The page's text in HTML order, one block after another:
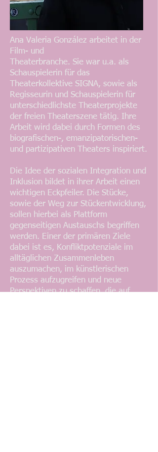
Ana Valeria González arbeitet in der
Film- und
Theaterbranche. Sie war u.a. als
Schauspielerin für das
Theaterkollektive SIGNA, sowie als
Regisseurin und Schauspielerin für
unterschiedlichste Theaterprojekte
der freien Theaterszene tätig. Ihre
Arbeit wird dabei durch Formen des
biografischen-, emanzipatorischen-
und partizipativen Theaters inspiriert.
Die Idee der sozialen Integration und
Inklusion bildet in ihrer Arbeit einen
wichtigen Eckpfeiler. Die Stücke,
sowie der Weg zur Stückentwicklung,
sollen hierbei als Plattform
gegenseitigen Austauschs begriffen
werden. Einer der primären Ziele
dabei ist es, Konfliktpotenziale im
alltäglichen Zusammenleben
auszumachen, im künstlerischen
Prozess aufzugreifen und neue
Perspektiven zu schaffen, die auf